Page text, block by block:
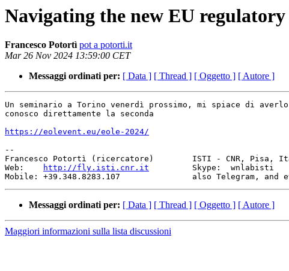
Navigating the new EU regulatory
Francesco Potortì pot a potorti.it
Mar 26 Nov 2024 13:59:00 CET
Messaggi ordinati per: [ Data ] [ Thread ] [ Oggetto ] [ Autore ]
Un seminario a Torino venerdì prossimo, mi spiace di
conosco direttamente la seconda
https://eolevent.eu/eole-2024/
--
Francesco Potortì (ricercatore)        ISTI - CNR, Pisa,
Web:
http://fly.isti.cnr.it
         Skype:  wnlabisti
Messaggi ordinati per: [ Data ] [ Thread ] [ Oggetto ] [ Autore ]
Maggiori informazioni sulla lista discussioni